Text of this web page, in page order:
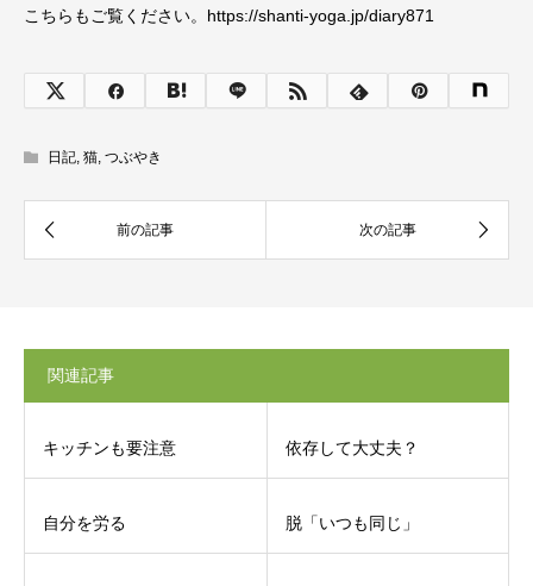
こちらもご覧ください。https://shanti-yoga.jp/diary871
日記 猫 つぶやき
関連記事
キッチンも要注意 依存して大丈夫？
自分を労る 脱「いつも同じ」